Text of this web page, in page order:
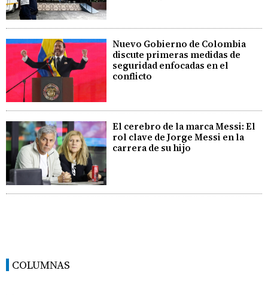
Nuevo Gobierno de Colombia
discute primeras medidas de
seguridad enfocadas en el
conflicto
El cerebro de la marca Messi: El
rol clave de Jorge Messi en la
carrera de su hijo
COLUMNAS